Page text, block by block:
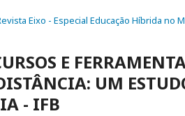
Eixo - Especial Educação Híbrida no
E
UM
- IFB